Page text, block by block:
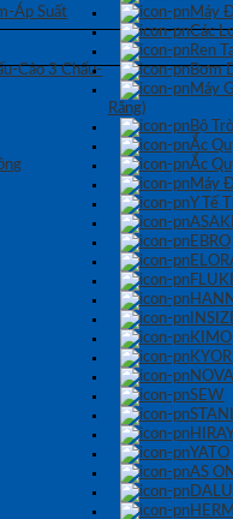
Áp Suất
Máy
Các
Ren
Cảo 3 Chấu-
Bơm
Máy
Răng)
Bộ
Ắc
Ắc
Máy
Y Tế
ASAKI
EBRO
KIMO
SEW
YATO
AS